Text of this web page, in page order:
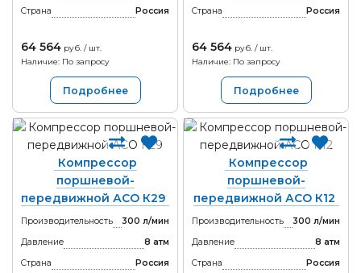
Страна
Россия
64 564 руб. / шт.
Наличие: По запросу
Подробнее
Страна
Россия
64 564 руб. / шт.
Наличие: По запросу
Подробнее
Компрессор
поршневой-
передвижной АСО К29
Производительность
300 л/мин
Давление
8 атм
Страна
Россия
Компрессор
поршневой-
передвижной АСО К12
Производительность
300 л/мин
Давление
8 атм
Страна
Россия